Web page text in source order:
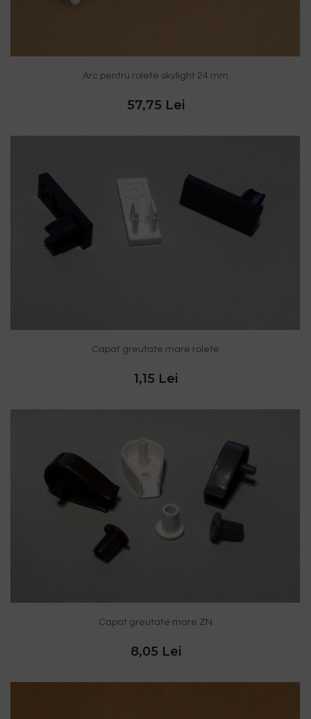
Arc pentru rolete skylight 24 mm
57,75 Lei
Capat greutate mare rolete
1,15 Lei
Capat greutate mare ZN
8,05 Lei